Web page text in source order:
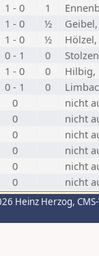
1 - 0 1
1 - 0 ½
1 - 0 ½
0 - 1 0
1 - 0 0
Hilbig,
0 - 1 0
0
nicht
0
nicht
0
nicht
0
nicht
0
nicht
0 nicht
Heinz Herzog,